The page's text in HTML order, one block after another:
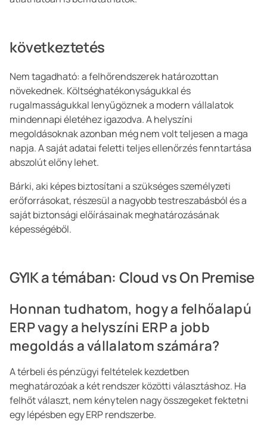
következtetés
Nem tagadható: a felhőrendszerek határozottan
növekednek. Költséghatékonyságukkal és
rugalmasságukkal lenyűgöznek a modern vállalatok
mindennapi életéhez igazodva. A helyszíni
megoldásoknak azonban még nem volt teljesen a maga
napja. A saját adatai feletti teljes ellenőrzés fenntartása
abszolút előny lehet.
Bárki, aki képes biztosítani a szükséges személyzeti
erőforrásokat, részesül a nagyobb testreszabásból és a
saját biztonsági előírásainak meghatározásának
képességéből.
GYIK a témában: Cloud vs On Premise
Honnan tudhatom, hogy a felhőalapú
ERP vagy a helyszíni ERP a jobb
megoldás a vállalatom számára?
A térbeli és pénzügyi feltételek kezdetben
meghatározóak a két rendszer közötti választáshoz. Ha
felhőt választ, nem kénytelen nagy összegeket fektetni
egy lépésben egy ERP rendszerbe.